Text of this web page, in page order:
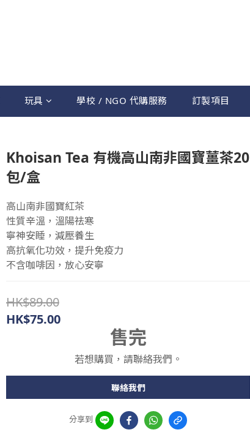
玩具 學校 / NGO 代購服務 訂製項目
Khoisan Tea 有機高山南非國寶薑茶20
包/盒
高山南非國寶紅茶
性質辛溫，溫陽祛寒
寧神安睡，減壓養生
高抗氧化功效，提升免疫力
不含咖啡因，放心安寧
HK$89.00
HK$75.00
售完
若想購買，請聯絡我們。
聯絡我們
分享到